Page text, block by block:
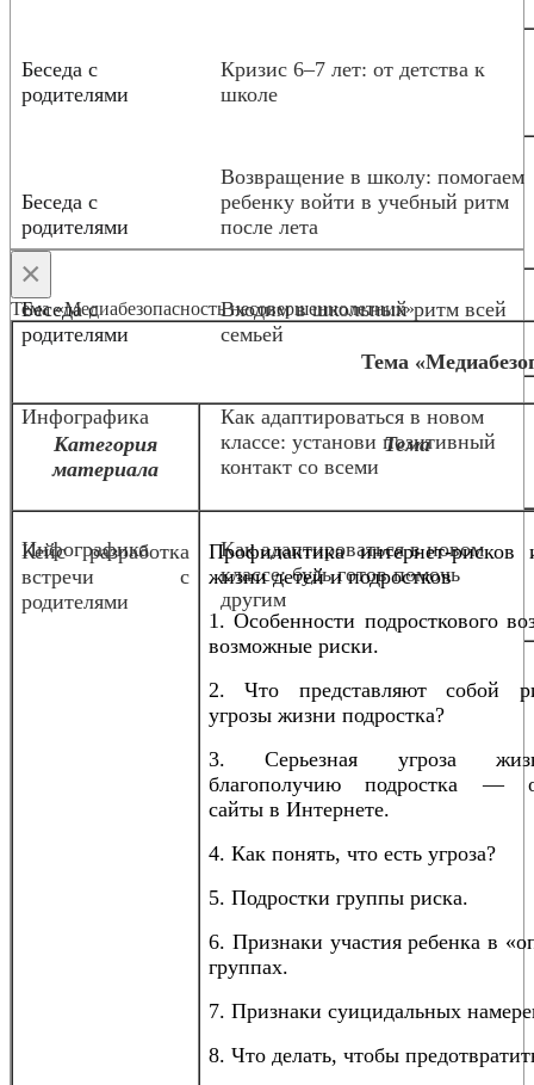
Беседа с
родителями
Кризис 6–7 лет: от детства к
школе
Беседа с
родителями
Возвращение в школу: помогаем
ребенку войти в учебный ритм
после лета
Беседа с
родителями
Входим в школьный ритм всей
семьей
Инфографика
Как адаптироваться в новом
классе: установи позитивный
контакт со всеми
Инфографика
Как адаптироваться в новом
классе: будь готов помочь
другим
×
Тема «Медиабезопасность несовершеннолетних»
Тема
Категория
материала
Тема
Кейс разработка
встречи с
родителями
Профилактика интернет-рисков
жизни детей и подростков
1. Особенности подросткового
возможные риски.
2. Что представляют собой
угрозы жизни подростка?
3. Серьезная угроза
благополучию подростка —
сайты в Интернете.
4. Как понять, что есть угроза?
5. Подростки группы риска.
6. Признаки участия ребенка в
группах.
7. Признаки суицидальных
8. Что делать, чтобы